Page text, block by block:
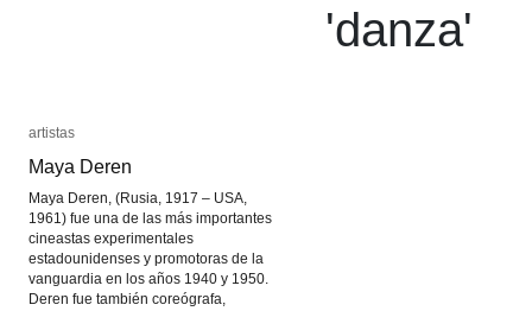
'danza'
artistas
Maya Deren
Maya Deren, (Rusia, 1917 – USA,
1961) fue una de las más importantes
cineastas experimentales
estadounidenses y promotoras de la
vanguardia en los años 1940 y 1950.
Deren fue también coreógrafa,
artistas
Maya Deren